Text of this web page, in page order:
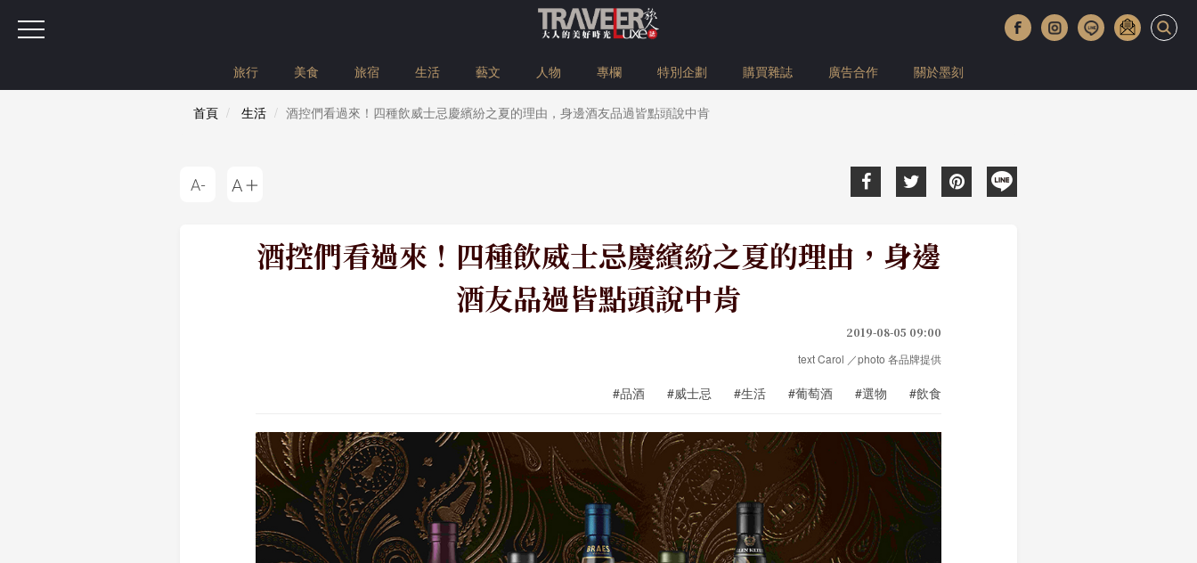
旅行 美食 旅宿 生活 藝文 人物 專欄 特別企劃 購買雜誌 廣告合作 關於墨刻
首頁 生活 酒控們看過來！四種飲威士忌慶繽紛之夏的理由，身邊酒友品過皆點頭說中肯
酒控們看過來！四種飲威士忌慶繽紛之夏的理由，身邊
酒友品過皆點頭說中肯
2019-08-05 09:00
text Carol ／photo 各品牌提供
#品酒 #威士忌 #生活 #葡萄酒 #選物 #飲食